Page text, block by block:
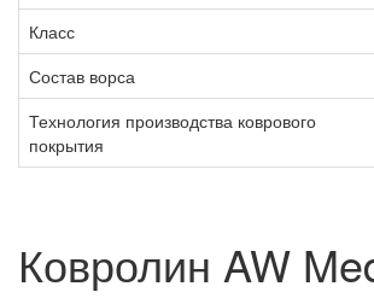
Класс
Состав ворса
Технология производства коврового
покрытия
Ковролин AW